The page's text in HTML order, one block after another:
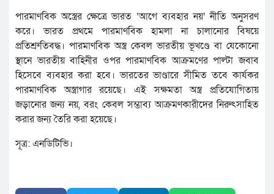
পারমাণবিক অস্ত্রের ক্ষেত্রে ভারত ‘আগে ব্যবহার নয়’ নীতি অনুসরণ
করে। ভারত প্রথমে পারমাণবিক হামলা না চালানোর বিষয়ে
প্রতিশ্রুতিবদ্ধ। পারমাণবিক অস্ত্র কেবল ভারতীয় ভূখণ্ডে বা যেকোনো
স্থানে ভারতীয় বাহিনীর ওপর পারমাণবিক আক্রমণের পাল্টা জবাব
হিসেবে ব্যবহার করা হবে। ভারতের ভাণ্ডারে সীমিত তবে কার্যকর
পারমাণবিক অস্ত্রাগার রয়েছে। এই সক্ষমতা অস্ত্র প্রতিযোগিতায়
জড়ানোর জন্য নয়, বরং কেবল সম্ভাব্য আক্রমণকারীদের নিরুৎসাহিত
করার জন্য তৈরি করা হয়েছে।
সূত্র: এনডিটিভি।